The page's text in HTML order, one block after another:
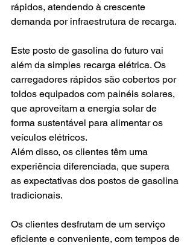
rápidos, atendendo à crescente
demanda por infraestrutura de recarga.
Este posto de gasolina do futuro vai
além da simples recarga elétrica. Os
carregadores rápidos são cobertos por
toldos equipados com painéis solares,
que aproveitam a energia solar de
forma sustentável para alimentar os
veículos elétricos.
Além disso, os clientes têm uma
experiência diferenciada, que supera
as expectativas dos postos de gasolina
tradicionais.
Os clientes desfrutam de um serviço
eficiente e conveniente, com tempos de